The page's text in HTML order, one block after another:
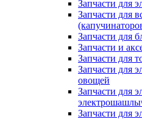
Запчасти для
Запчасти для
Запчасти для
Запчасти и
Запчасти для
Запчасти для
овощей
Запчасти для
Запчасти для